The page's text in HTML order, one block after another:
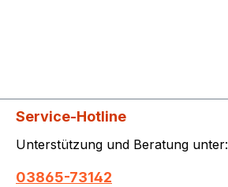
Service-Hotline
Unterstützung und Beratung unter:
03865-73142